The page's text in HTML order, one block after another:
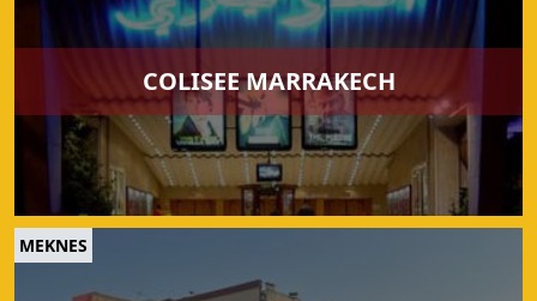
COLISEE MARRAKECH
MEKNES